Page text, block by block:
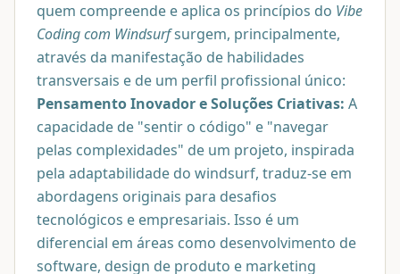
quem compreende e aplica os princípios do Vibe
Coding com Windsurfsurgem, principalmente,
através da manifestação de habilidades
transversais e de um perfil profissional único:
Pensamento Inovador e Soluções Criativas: A
capacidade de "sentir o código" e "navegar
pelas complexidades" de um projeto, inspirada
pela adaptabilidade do windsurf, traduz-se em
abordagens originais para desafios
tecnológicos e empresariais. Isso é um
diferencial em áreas como desenvolvimento de
software, design de produto e marketing